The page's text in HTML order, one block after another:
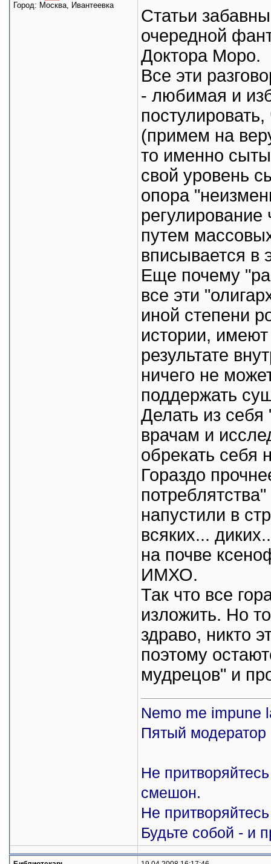
Город: Москва, Ивантеевка
Статьи
очередной
Доктора Моро.
Все эти
- любимая и
(примем на
то именно
свой уровень
опора
регулирование
путем
вписывается в
Еще почему
все эти
иной степени
истории,
результате
ничего не
поддержать
Делать из себя
врачам и
обрекать себя
Гораздо
напустили в
всяких...
на почве
ИМХО.
Так что все
изложить. Но
здраво, никто
поэтому
мудрецов" и
Nemo me impune
Пятый
Не
смешон.
Не
Будьте собой - и